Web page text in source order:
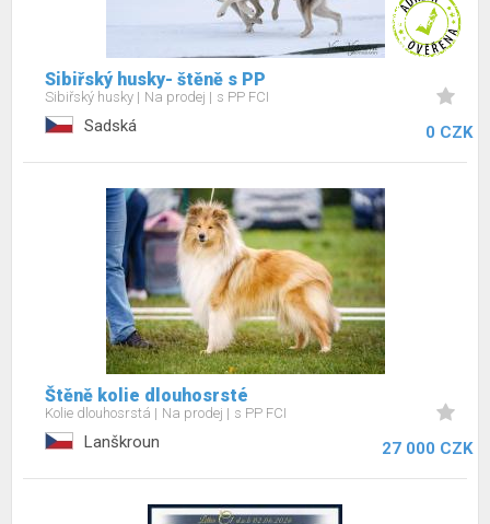
Sibiřský husky- štěně s PP
Sibiřský husky Na prodej s PP FCI
Sadská 0 CZK
Štěně kolie dlouhosrsté
Kolie dlouhosrstá Na prodej s PP FCI
Lanškroun 27 000 CZK